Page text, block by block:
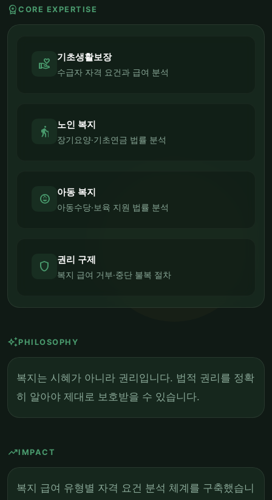
workspace_premium CORE EXPERTISE
volunteer_activism 기초생활보장
수급자 자격 요건과 급여 분석
elderly 노인 복지
장기요양·기초연금 법률 분석
child_care 아동 복지
아동수당·보육 지원 법률 분석
shield 권리 구제
복지 급여 거부·중단 불복 절차
auto_awesomePHILOSOPHY
복지는 시혜가 아니라 권리입니다. 법적 권리를 정확
히 알아야 제대로 보호받을 수 있습니다.
trending_upIMPACT
복지 급여 유형별 자격 요건 분석 체계를 구축했습니